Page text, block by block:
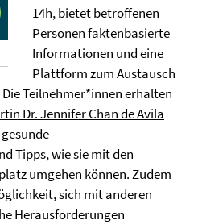
14h, bietet betroffenen
Personen faktenbasierte
Informationen und eine
Plattform zum Austausch
Teilnehmer*innen erhalten
Dr. Jennifer Chan de Avila
Tipps, wie sie mit den
umgehen können. Zudem
sich mit anderen
Herausforderungen